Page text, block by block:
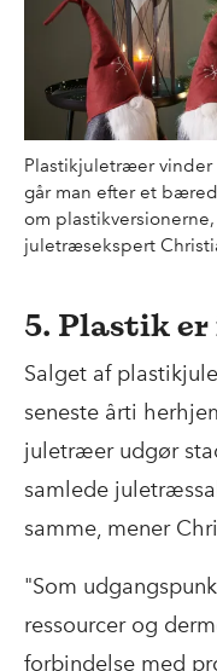
Plastikjuletræer
går man efter et
om
juletræsekspert
5. Plastik
Salget af
seneste årti
juletræer udgør
samlede
samme, mener
"Som
ressourcer og
forbindelse med